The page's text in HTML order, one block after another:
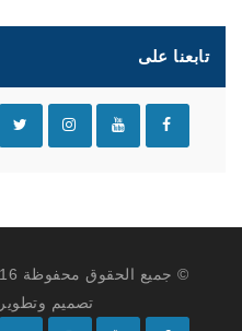
تابعنا على
© جميع الحقوق محفوظة 2016 - موسوعة فتاوى الصاوي.
تصميم وتطوير